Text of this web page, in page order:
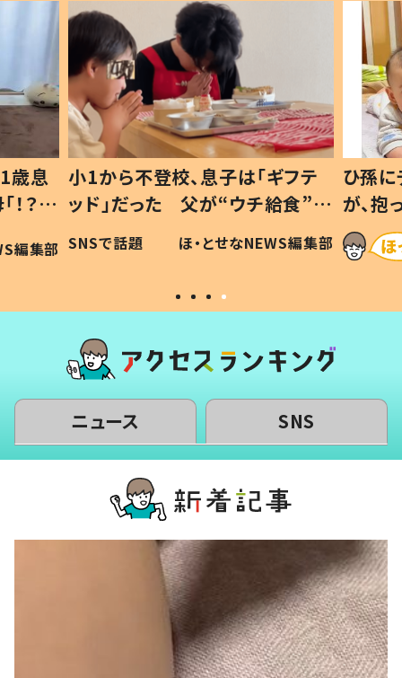
息
」
編集部
小1から不登校、息子は「ギフテ
ッド」だった 父が“ウチ給食”を
作り続ける理由とは #令和の親
#令和の子
SNSで話題 ほ・とせなNEWS編集部
ひ孫に
が、抱
「涙が
い」
ニュース SNS